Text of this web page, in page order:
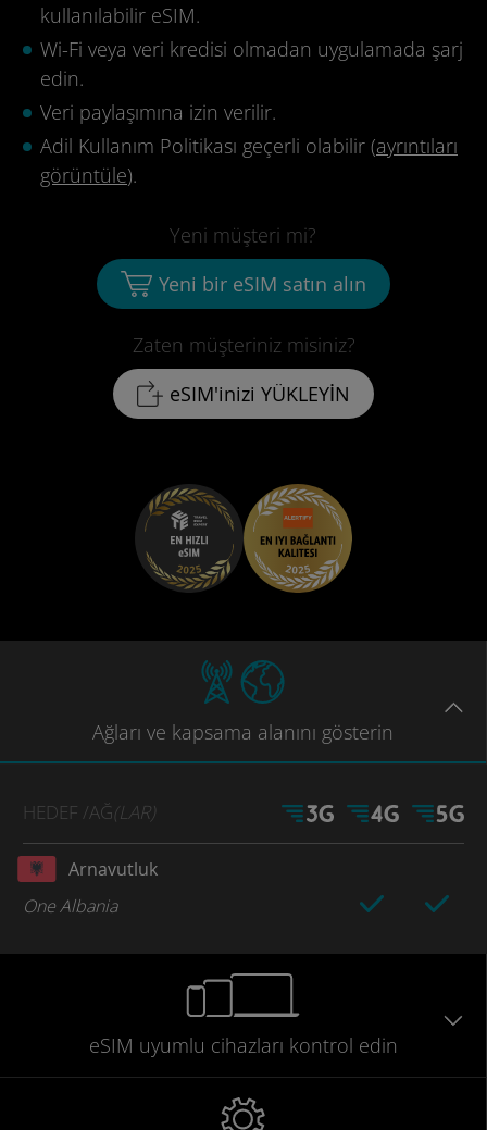
kullanılabilir eSIM.
Wi-Fi veya veri kredisi olmadan uygulamada şarj
edin.
Veri paylaşımına izin verilir.
Adil Kullanım Politikası geçerli olabilir (ayrıntıları
görüntüle).
Zaten müşteriniz misiniz?
eSIM'inizi YÜKLEYİN
Yeni müşteri mi?
Yeni bir eSIM satın alın
Ağları ve kapsama alanını gösterin
HEDEF /AĞ(LAR)
Arnavutluk
One Albania
eSIM uyumlu cihazları kontrol edin